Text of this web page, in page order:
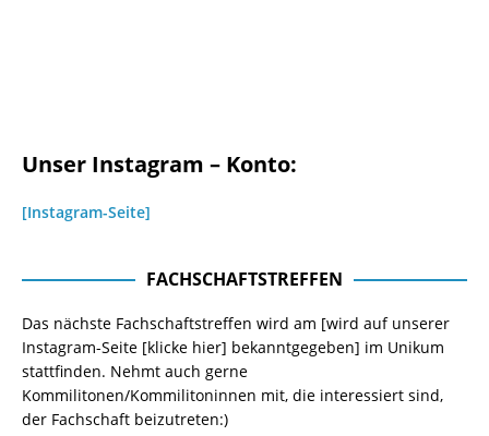
Unser Instagram – Konto:
[Instagram-Seite]
FACHSCHAFTSTREFFEN
Das nächste Fachschaftstreffen wird am [wird auf unserer
Instagram-Seite [klicke hier] bekanntgegeben] im Unikum
stattfinden. Nehmt auch gerne
Kommilitonen/Kommilitoninnen mit, die interessiert sind,
der Fachschaft beizutreten:)